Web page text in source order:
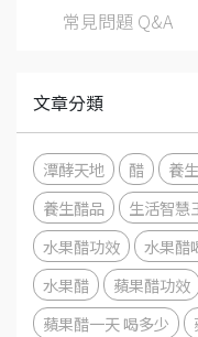
常見問題 Q&A
文章分類
潭酵天地 醋 養
養生醋品
生活智慧
水果醋功效
水果醋
水果醋
蘋果醋功效
蘋果醋一天 喝多少